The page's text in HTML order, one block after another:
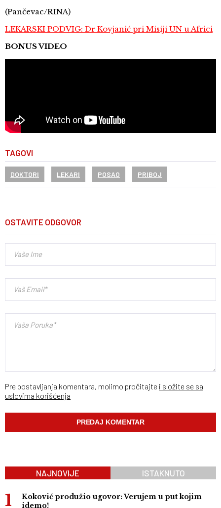
(Pančevac/RINA)
LEKARSKI PODVIG: Dr Kovjanić pri Misiji UN u Africi
BONUS VIDEO
TAGOVI
DOKTORI LEKARI POSAO PRIBOJ
OSTAVITE ODGOVOR
Pre postavljanja komentara, molimo pročitajte i složite se sa
uslovima korišćenja
NAJNOVIJE ISTAKNUTO
Koković produžio ugovor: Verujem u put kojim
idemo!